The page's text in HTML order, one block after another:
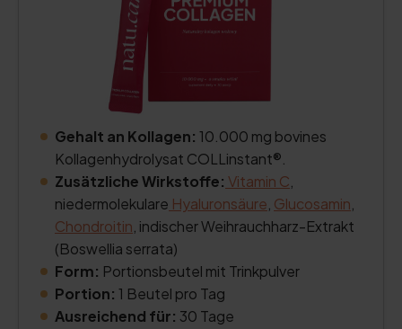
Gehalt an Kollagen: 10.000 mg bovines
Kollagenhydrolysat COLLinstant®.
Zusätzliche Wirkstoffe: Vitamin C
niedermolekulare Hyaluronsäure Glucosamin
Chondroitin , indischer Weihrauchharz-Extrakt
(Boswellia serrata)
Form: Portionsbeutel mit Trinkpulver
Portion: 1 Beutel pro Tag
Ausreichend für: 30 Tage